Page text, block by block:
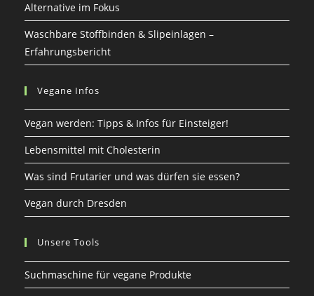
Alternative im Fokus
Waschbare Stoffbinden & Slipeinlagen –
Erfahrungsbericht
Vegane Infos
Vegan werden: Tipps & Infos für Einsteiger!
Lebensmittel mit Cholesterin
Was sind Frutarier und was dürfen sie essen?
Vegan durch Dresden
Unsere Tools
Suchmaschine für vegane Produkte